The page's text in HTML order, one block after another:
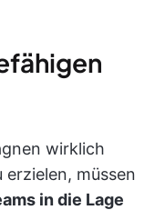
wirklich
müssen
in die Lage